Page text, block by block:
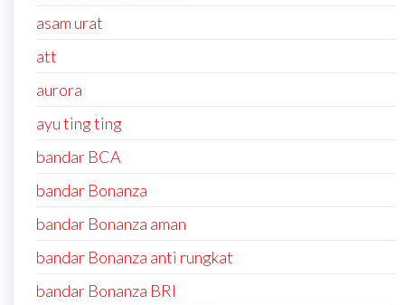
asam urat
att
aurora
ayu ting ting
bandar BCA
bandar Bonanza
bandar Bonanza aman
bandar Bonanza anti rungkat
bandar Bonanza BRI